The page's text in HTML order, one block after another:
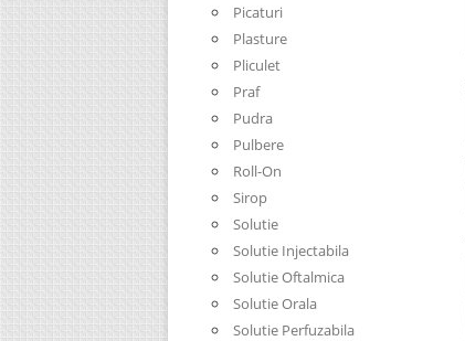
Picaturi
Plasture
Pliculet
Praf
Pudra
Pulbere
Roll-On
Sirop
Solutie
Solutie Injectabila
Solutie Oftalmica
Solutie Orala
Solutie Perfuzabila